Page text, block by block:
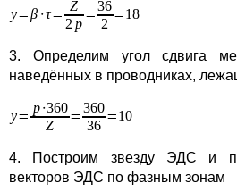
3. Определим угол сдвига
наведённых в проводниках,
4. Построим звезду ЭДС и
векторов ЭДС по фазным зонам